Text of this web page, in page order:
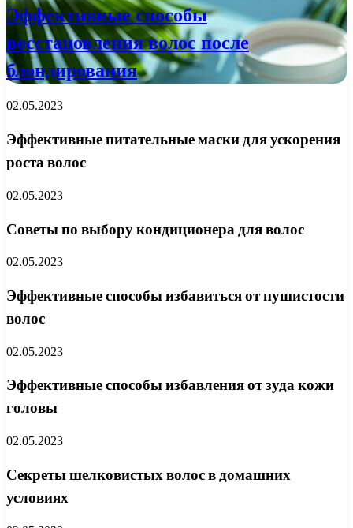
Эффективные способы
восстановления волос после
блондирования
02.05.2023
Эффективные питательные маски для ускорения
роста волос
02.05.2023
Советы по выбору кондиционера для волос
02.05.2023
Эффективные способы избавиться от пушистости
волос
02.05.2023
Эффективные способы избавления от зуда кожи
головы
02.05.2023
Секреты шелковистых волос в домашних
условиях